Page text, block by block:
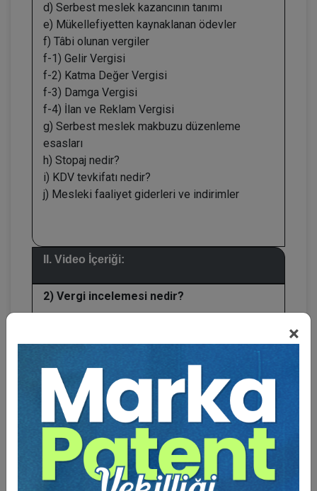
×
d) Serbest meslek kazancının tanımı
e) Mükellefiyetten kaynaklanan ödevler
f) Tâbi olunan vergiler
f-1) Gelir Vergisi
f-2) Katma Değer Vergisi
f-3) Damga Vergisi
f-4) İlan ve Reklam Vergisi
g) Serbest meslek makbuzu düzenleme
esasları
h) Stopaj nedir?
i) KDV tevkifatı nedir?
j) Mesleki faaliyet giderleri ve indirimler
II. Video İçeriği:
2) Vergi incelemesi nedir?
b) İncelemeye yetkili olanlar
d) İncelemede uyulacak esaslar
e) İnceleme tutanağı
f) Aramalı inceleme
3) Avukatların Vergi İncelemelerinde
Özellik Arz Eden Durumlar